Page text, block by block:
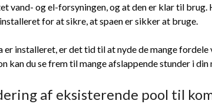
vand- og el-forsyningen, og at den er klar til brug.
for at sikre, at spaen er sikker at bruge.
er installeret, er det tid til at nyde de mange
kan du se frem til mange afslappende stunder i din
af eksisterende pool til